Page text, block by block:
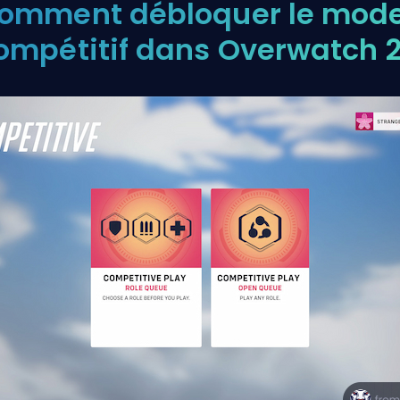
débloquer le
dans Overwatch